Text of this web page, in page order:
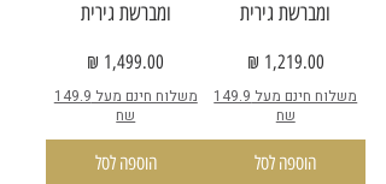
ומברשת גירית
מחיר
משלוח חינם מעל 149.9
שח
הוספה לסל
ומברשת גירית
מחיר
משלוח חינם מעל 149.9
שח
הוספה לסל